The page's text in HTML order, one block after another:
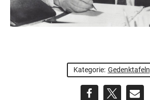
Kategorie: Gedenktafeln